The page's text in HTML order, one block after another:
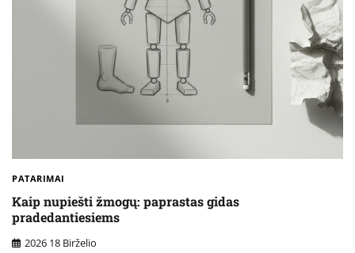
PATARIMAI
Kaip nupiešti žmogų: paprastas gidas
pradedantiesiems
2026 18 Birželio